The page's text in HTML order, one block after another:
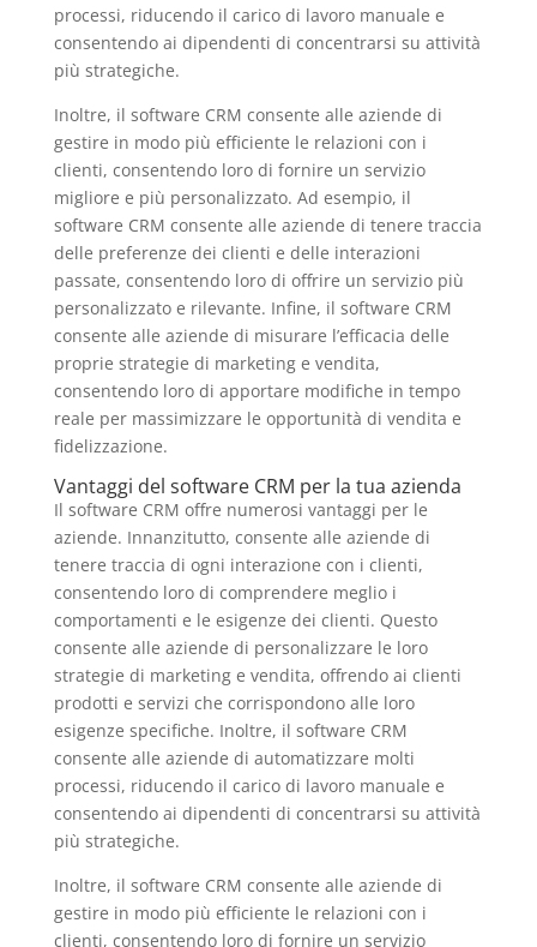
processi, riducendo il carico di lavoro manuale e
consentendo ai dipendenti di concentrarsi su attività
più strategiche.
Inoltre, il software CRM consente alle aziende di
gestire in modo più efficiente le relazioni con i
clienti, consentendo loro di fornire un servizio
migliore e più personalizzato. Ad esempio, il
software CRM consente alle aziende di tenere traccia
delle preferenze dei clienti e delle interazioni
passate, consentendo loro di offrire un servizio più
personalizzato e rilevante. Infine, il software CRM
consente alle aziende di misurare l’efficacia delle
proprie strategie di marketing e vendita,
consentendo loro di apportare modifiche in tempo
reale per massimizzare le opportunità di vendita e
fidelizzazione.
Vantaggi del software CRM per la tua azienda
Il software CRM offre numerosi vantaggi per le
aziende. Innanzitutto, consente alle aziende di
tenere traccia di ogni interazione con i clienti,
consentendo loro di comprendere meglio i
comportamenti e le esigenze dei clienti. Questo
consente alle aziende di personalizzare le loro
strategie di marketing e vendita, offrendo ai clienti
prodotti e servizi che corrispondono alle loro
esigenze specifiche. Inoltre, il software CRM
consente alle aziende di automatizzare molti
processi, riducendo il carico di lavoro manuale e
consentendo ai dipendenti di concentrarsi su attività
più strategiche.
Inoltre, il software CRM consente alle aziende di
gestire in modo più efficiente le relazioni con i
clienti, consentendo loro di fornire un servizio